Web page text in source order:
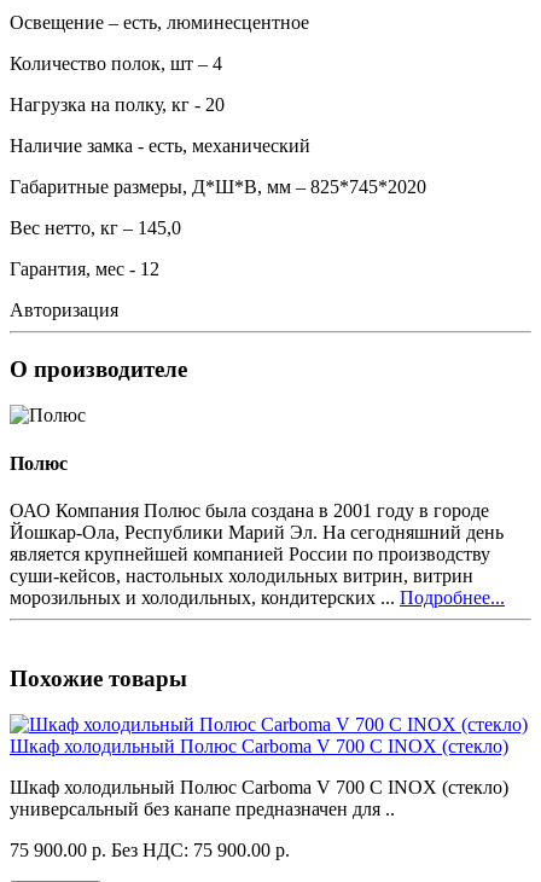
Освещение – есть, люминесцентное
Количество полок, шт – 4
Нагрузка на полку, кг - 20
Наличие замка - есть, механический
Габаритные размеры, Д*Ш*В, мм – 825*745*2020
Вес нетто, кг – 145,0
Гарантия, мес - 12
Авторизация
О производителе
Полюс
ОАО Компания Полюс была создана в 2001 году в городе
Йошкар-Ола, Республики Марий Эл. На сегодняшний день
является крупнейшей компанией России по производству
суши-кейсов, настольных холодильных витрин, витрин
морозильных и холодильных, кондитерских ... Подробнее...
Похожие товары
Шкаф холодильный Полюс Carboma V 700 С INOX (стекло)
Шкаф холодильный Полюс Carboma V 700 С INOX (стекло)
универсальный без канапе предназначен для ..
75 900.00 р. Без НДС: 75 900.00 р.